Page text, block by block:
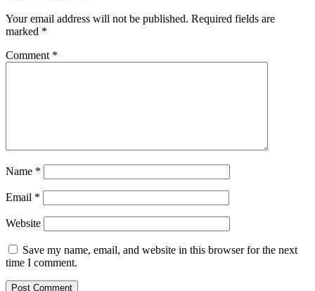
Your email address will not be published. Required fields are
marked *
Comment *
Name *
Email *
Website
Save my name, email, and website in this browser for the next
time I comment.